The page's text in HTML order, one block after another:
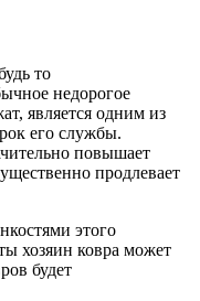
то
недорогое
является одним из
его службы.
повышает
продлевает
этого
хозяин ковра может
будет